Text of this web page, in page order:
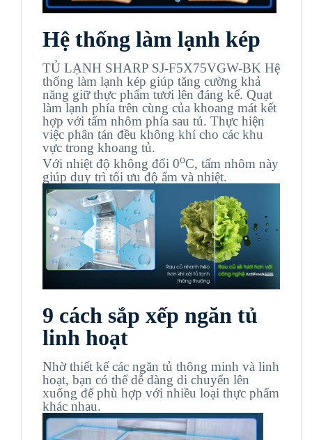
Hệ thống làm lạnh kép
TỦ LẠNH SHARP SJ-F5X75VGW-BK Hệ
thống làm lạnh kép giúp tăng cường khả
năng giữ thực phẩm tươi lên đáng kể. Quạt
làm lạnh phía trên cùng của khoang mát kết
hợp với tấm nhôm phía sau tủ. Thực hiện
việc phân tán đều không khí cho các khu
vực trong khoang tủ.
Với nhiệt độ không đổi 0oC, tấm nhôm này
giúp duy trì tối ưu độ ẩm và nhiệt.
9 cách sắp xếp ngăn tủ
linh hoạt
Nhờ thiết kế các ngăn tủ thông minh và linh
hoạt, bạn có thể dễ dàng di chuyển lên
xuống để phù hợp với nhiều loại thực phẩm
khác nhau.